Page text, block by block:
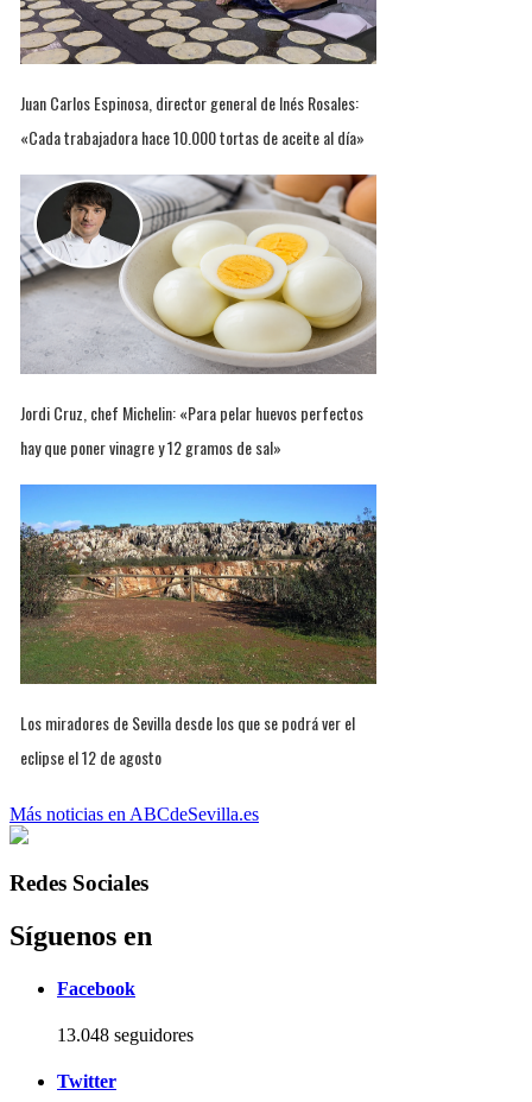
Juan Carlos Espinosa, director general de Inés Rosales:
«Cada trabajadora hace 10.000 tortas de aceite al día»
Jordi Cruz, chef Michelin: «Para pelar huevos perfectos
hay que poner vinagre y 12 gramos de sal»
Los miradores de Sevilla desde los que se podrá ver el
eclipse el 12 de agosto
Más noticias en ABCdeSevilla.es
Redes Sociales
Síguenos en
Facebook
13.048 seguidores
Twitter